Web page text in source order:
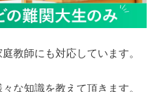
教師にも対応しています。
な知識を教えて頂きます。